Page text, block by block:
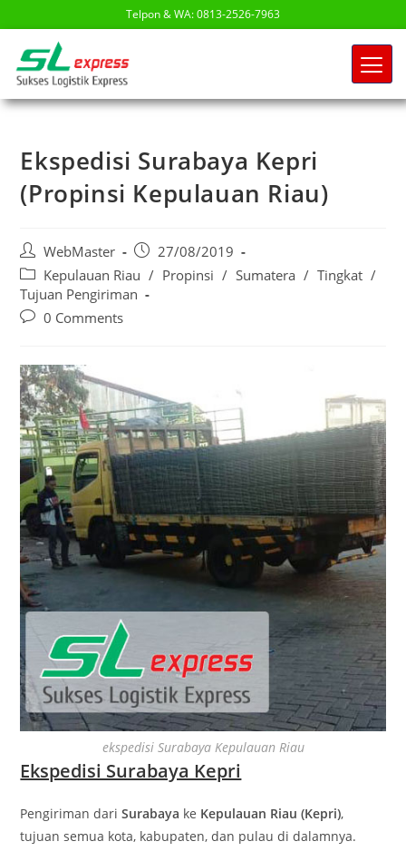
Telpon & WA: 0813-2526-7963
Ekspedisi Surabaya Kepri
(Propinsi Kepulauan Riau)
WebMaster
27/08/2019
Kepulauan Riau / Propinsi / Sumatera / Tingkat /
Tujuan Pengiriman
0 Comments
ekspedisi Surabaya Kepulauan Riau
Ekspedisi Surabaya Kepri
Pengiriman dariSurabaya ke Kepulauan Riau (Kepri),
tujuan semua kota, kabupaten, dan pulau di dalamnya.